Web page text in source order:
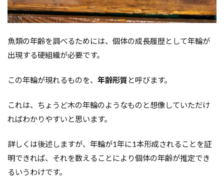
魚類の年齢を調べるためには、個体の成長履歴として年輪が
出現する硬組織が必要です。
この年輪が現れるものを、 年齢形質 と呼びます。
これは、ちょうど木の年輪のようなものと想像していただけ
ればわかりやすいと思います。
詳しくは後述しますが、年輪が1年に1本形成されることを証
明できれば、それを数えることにより個体の年齢が推定でき
るいうわけです。